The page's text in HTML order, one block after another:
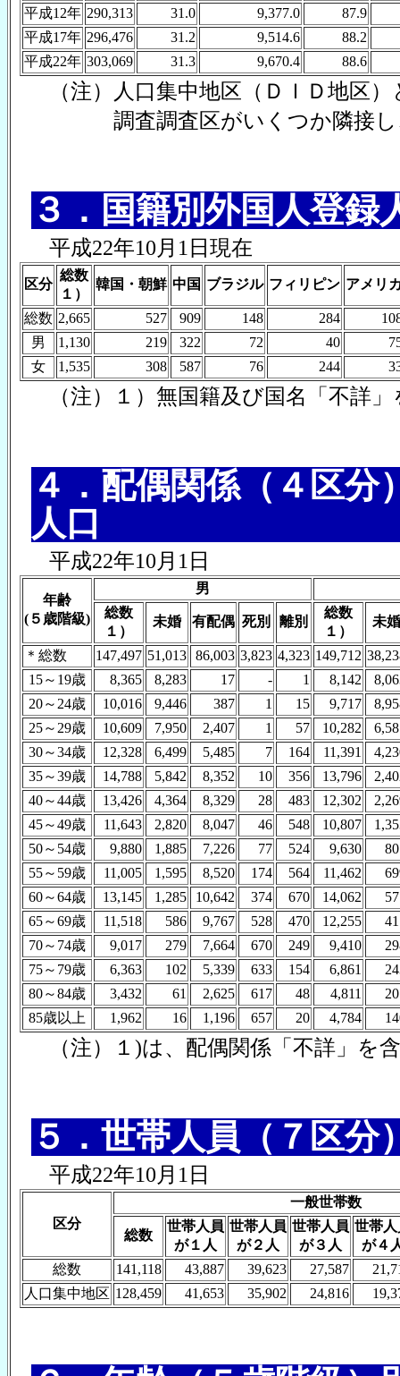
平成12年 290,313 31.0 9,377.0
87.9
平成17年 296,476 31.2 9,514.6
88.2
平成22年 303,069 31.3 9,670.4 88.6
（注）人口集中地区（ＤＩＤ地区
調査調査区がいくつか隣接し、
３．国籍別外国人登録
平成22年10月1日現在
区分
総数
１）
韓国・朝鮮 中国 ブラジル フィリピン アメリ
総数 2,665 527 909 148 284
男
1,130 219 322 72 40
女
1,535 308 587 76 244
（注）１）無国籍及び国名「不詳
４．配偶関係（４区分
人口
平成22年10月1日
年齢
(５歳階級)
男
総数
１）
未婚 有配偶 死別 離別
総数
１）
未婚
＊総数 147,497 51,013 86,003 3,823 4,323 149,712
15～19歳
8,365 8,283 17 - 1 8,142
20～24歳
10,016 9,446 387 1 15 9,717
25～29歳
10,609 7,950 2,407 1 57 10,282
30～34歳
12,328 6,499 5,485 7 164 11,391
35～39歳
14,788 5,842 8,352 10 356 13,796
40～44歳
13,426 4,364 8,329 28 483 12,302
45～49歳
11,643 2,820 8,047 46 548 10,807
50～54歳
9,880 1,885 7,226 77 524 9,630
55～59歳
11,005 1,595 8,520 174 564 11,462
60～64歳
13,145 1,285 10,642 374 670 14,062
65～69歳
11,518 586 9,767 528 470 12,255
70～74歳
9,017 279 7,664 670 249 9,410
75～79歳
6,363 102 5,339 633 154 6,861
80～84歳
3,432 61 2,625 617 48 4,811
85歳以上
1,962 16 1,196 657 20 4,784
（注）１)は、配偶関係「不詳」を
５．世帯人員（７区
平成22年10月1日
区分
一般世帯数
総数
世帯人員
が１人
世帯人員
が２人
世帯人員
が３人
世帯人
が４
総数
141,118 43,887 39,623 27,587
人口集中地区 128,459 41,653 35,902 24,816